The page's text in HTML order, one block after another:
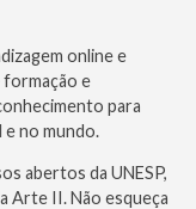
online e
e
para
no mundo.
abertos da UNESP,
Arte II. Não esqueça